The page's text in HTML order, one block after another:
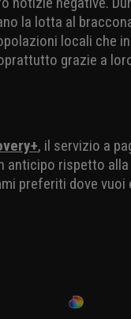
la lotta al
locali che
grazie a
, il servizio a
anticipo rispetto
preferiti dove vuoi